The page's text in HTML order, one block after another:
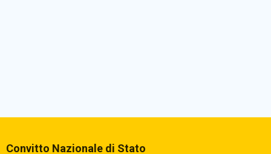
Convitto Nazionale di Stato